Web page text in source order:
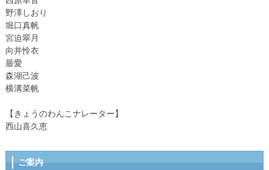
野澤しおり
堀口真帆
宮迫翠月
向井怜衣
最愛
森湖己波
横溝菜帆
【きょうのわんこナレーター】
西山喜久恵
ご案内